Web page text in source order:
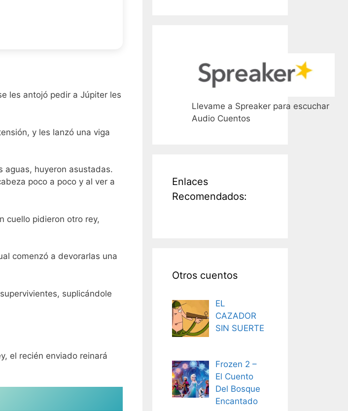
les antojó pedir a Júpiter les
y les lanzó una viga
aguas, huyeron asustadas.
poco a poco y al ver a
cuello pidieron otro rey,
comenzó a devorarlas una
suplicándole
el recién enviado reinará
Llevame a Spreaker para escuchar
Audio Cuentos
Enlaces
Recomendados:
Otros cuentos
EL
CAZADOR
SIN SUERTE
Frozen 2 –
El Cuento
Del Bosque
Encantado